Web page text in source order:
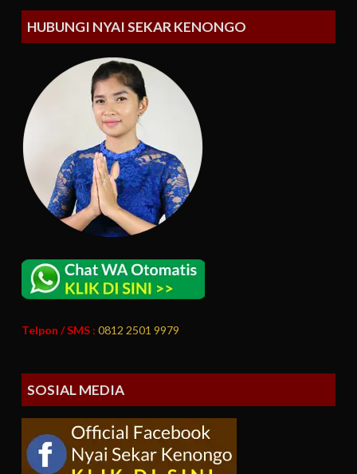
HUBUNGI NYAI SEKAR KENONGO
Telpon / SMS : 0812 2501 9979
SOSIAL MEDIA